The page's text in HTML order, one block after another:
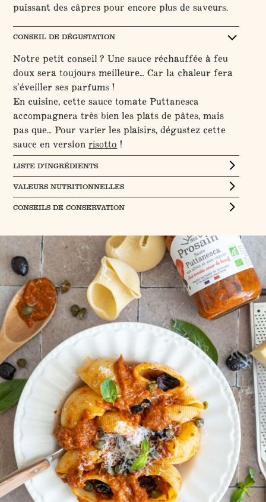
puissant des câpres pour encore plus de saveurs.
CONSEIL DE DÉGUSTATION
Notre petit conseil ? Une sauce réchauffée à feu
doux sera toujours meilleure… Car la chaleur fera
s’éveiller ses parfums !
En cuisine, cette sauce tomate Puttanesca
accompagnera très bien les plats de pâtes, mais
pas que… Pour varier les plaisirs, dégustez cette
sauce en versionrisotto !
LISTE D’INGRÉDIENTS
VALEURS NUTRITIONNELLES
CONSEILS DE CONSERVATION